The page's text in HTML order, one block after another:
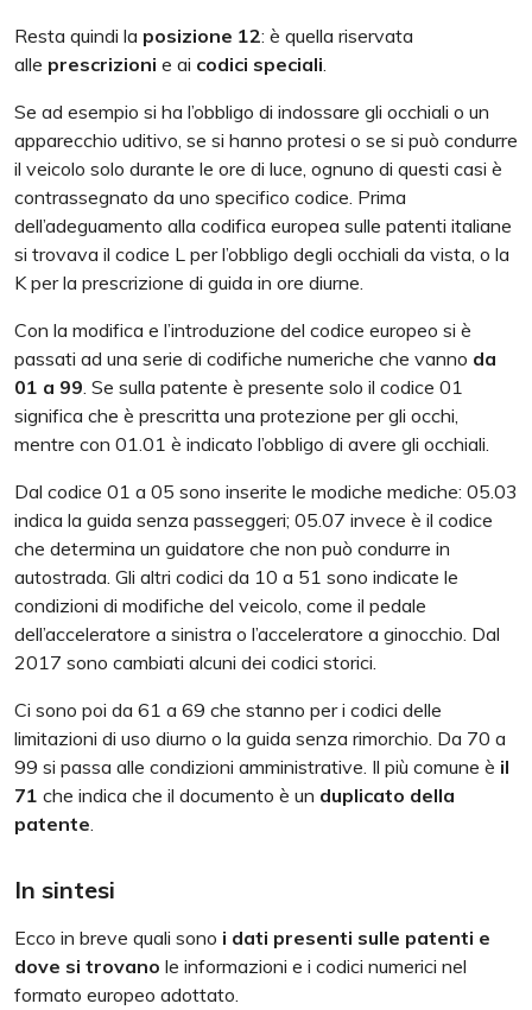
Resta quindi la posizione 12: è quella riservata
alle prescrizioni e ai codici speciali
Se ad esempio si ha l’obbligo di indossare gli occhiali o un
apparecchio uditivo, se si hanno protesi o se si può condurre
il veicolo solo durante le ore di luce, ognuno di questi casi è
contrassegnato da uno specifico codice. Prima
dell’adeguamento alla codifica europea sulle patenti italiane
si trovava il codice L per l’obbligo degli occhiali da vista, o la
K per la prescrizione di guida in ore diurne.
Con la modifica e l’introduzione del codice europeo si è
passati ad una serie di codifiche numeriche che vanno da
01 a 99 . Se sulla patente è presente solo il codice 01
significa che è prescritta una protezione per gli occhi,
mentre con 01.01 è indicato l’obbligo di avere gli occhiali.
Dal codice 01 a 05 sono inserite le modiche mediche: 05.03
indica la guida senza passeggeri; 05.07 invece è il codice
che determina un guidatore che non può condurre in
autostrada. Gli altri codici da 10 a 51 sono indicate le
condizioni di modifiche del veicolo, come il pedale
dell’acceleratore a sinistra o l’acceleratore a ginocchio. Dal
2017 sono cambiati alcuni dei codici storici.
Ci sono poi da 61 a 69 che stanno per i codici delle
limitazioni di uso diurno o la guida senza rimorchio. Da 70 a
99 si passa alle condizioni amministrative. Il più comune è il
71 che indica che il documento è un duplicato della
patente
In sintesi
Ecco in breve quali sono i dati presenti sulle patenti e
dove si trovano le informazioni e i codici numerici nel
formato europeo adottato.